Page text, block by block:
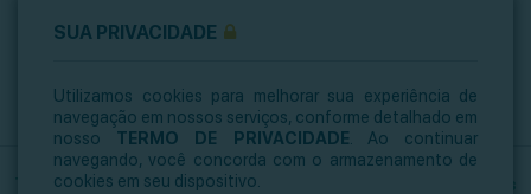
Termo de Privacidade
SUA PRIVACIDADE
Utilizamos cookies para melhorar sua experiência de
navegação em nossos serviços, conforme detalhado em
nosso TERMO DE PRIVACIDADE . Ao continuar
navegando, você concorda com o armazenamento de
cookies em seu dispositivo.